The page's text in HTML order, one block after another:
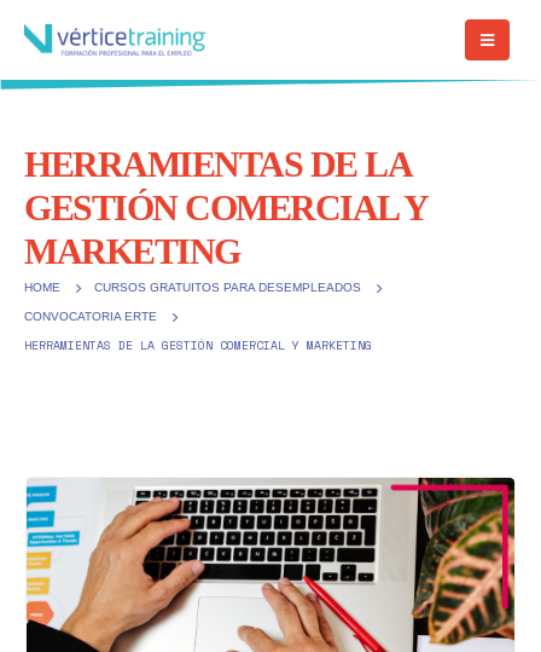
HERRAMIENTAS DE LA
GESTIÓN COMERCIAL Y
MARKETING
HOME CURSOS GRATUITOS PARA DESEMPLEADOS
CONVOCATORIA ERTE
HERRAMIENTAS DE LA GESTIÓN COMERCIAL Y MARKETING